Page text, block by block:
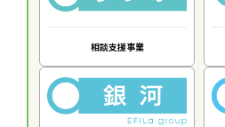
相談支援事業